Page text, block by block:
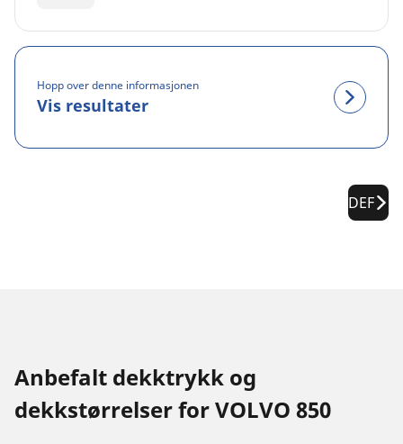
Hopp over denne informasjonen
Vis resultater
DEF
Anbefalt dekktrykk og
dekkstørrelser for VOLVO 850